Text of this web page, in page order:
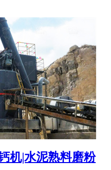
机|水泥熟料磨粉